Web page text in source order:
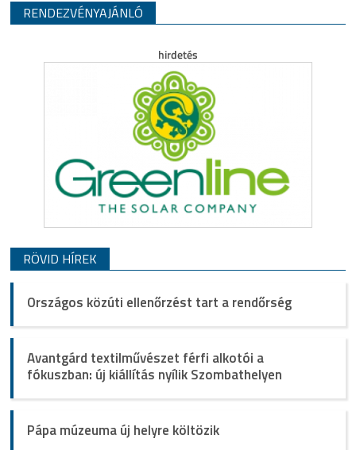
RENDEZVÉNYAJÁNLÓ
RÖVID HÍREK
Országos közúti ellenőrzést tart a rendőrség
Avantgárd textilművészet férfi alkotói a
fókuszban: új kiállítás nyílik Szombathelyen
Pápa múzeuma új helyre költözik